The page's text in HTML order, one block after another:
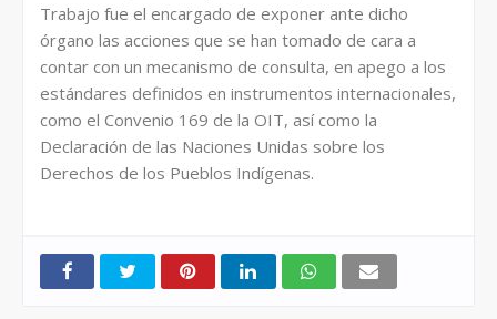
Trabajo fue el encargado de exponer ante dicho
órgano las acciones que se han tomado de cara a
contar con un mecanismo de consulta, en apego a los
estándares definidos en instrumentos internacionales,
como el Convenio 169 de la OIT, así como la
Declaración de las Naciones Unidas sobre los
Derechos de los Pueblos Indígenas.